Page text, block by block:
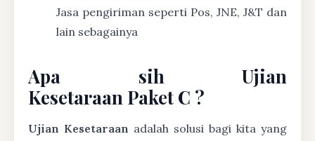
Jasa pengiriman seperti Pos, JNE, J&T dan
lain sebagainya
Apa sih Ujian
Kesetaraan Paket C ?
Ujian Kesetaraan adalah solusi bagi kita yang